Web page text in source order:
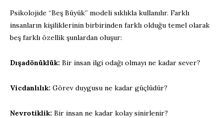
Psikolojide “Beş Büyük” modeli sıklıkla kullanılır. Farklı
insanların kişiliklerinin birbirinden farklı olduğu temel olarak
beş farklı özellik şunlardan oluşur:
Dışadönüklük: Bir insan ilgi odağı olmayı ne kadar sever?
Vicdanlılık: Görev duygusu ne kadar güçlüdür?
Nevrotiklik: Bir insan ne kadar kolay sinirlenir?